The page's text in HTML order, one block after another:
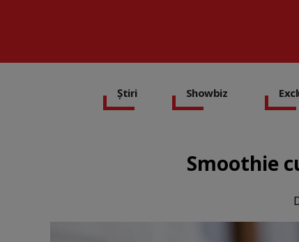
Știri Showbiz
Smoothie